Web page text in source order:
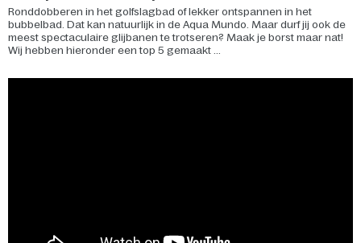
Ronddobberen in het golfslagbad of lekker ontspannen in het
bubbelbad. Dat kan natuurlijk in de Aqua Mundo. Maar durf jij ook de
meest spectaculaire glijbanen te trotseren? Maak je borst maar nat!
Wij hebben hieronder een top 5 gemaakt ...